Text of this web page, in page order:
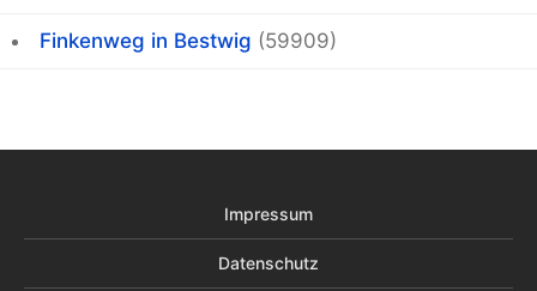
Finkenweg in Bestwig (59909)
Impressum
Datenschutz